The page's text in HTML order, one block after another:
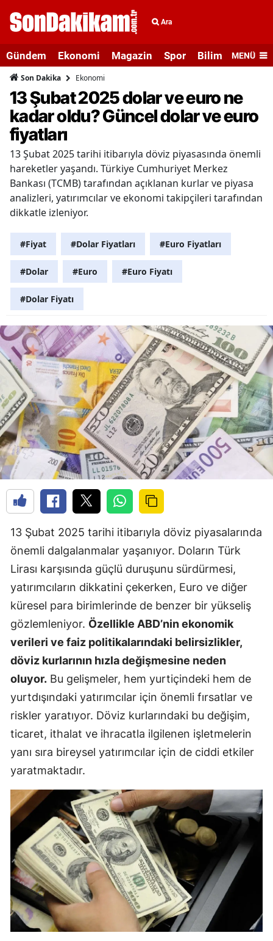
Ara
Gündem Ekonomi Magazin Spor Bilim veMENÜ
Son Dakika Ekonomi
13 Şubat 2025 dolar ve euro ne
kadar oldu? Güncel dolar ve euro
fiyatları
13 Şubat 2025 tarihi itibarıyla döviz piyasasında önemli
hareketler yaşandı. Türkiye Cumhuriyet Merkez
Bankası (TCMB) tarafından açıklanan kurlar ve piyasa
analizleri, yatırımcılar ve ekonomi takipçileri tarafından
dikkatle izleniyor.
#Fiyat #Dolar Fiyatları #Euro Fiyatları
#Dolar #Euro #Euro Fiyatı
#Dolar Fiyatı
13 Şubat 2025 tarihi itibarıyla döviz piyasalarında
önemli dalgalanmalar yaşanıyor. Doların Türk
Lirası karşısında güçlü duruşunu sürdürmesi,
yatırımcıların dikkatini çekerken, Euro ve diğer
küresel para birimlerinde de benzer bir yükseliş
gözlemleniyor. Özellikle ABD’nin ekonomik
verileri ve faiz politikalarındaki belirsizlikler,
döviz kurlarının hızla değişmesine neden
oluyor. Bu gelişmeler, hem yurtiçindeki hem de
yurtdışındaki yatırımcılar için önemli fırsatlar ve
riskler yaratıyor. Döviz kurlarındaki bu değişim,
ticaret, ithalat ve ihracatla ilgilenen işletmelerin
yanı sıra bireysel yatırımcılar için de ciddi etkiler
yaratmaktadır.